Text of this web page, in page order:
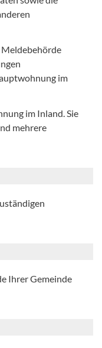
im
im Inland. Sie
mehrere
Ihrer Gemeinde